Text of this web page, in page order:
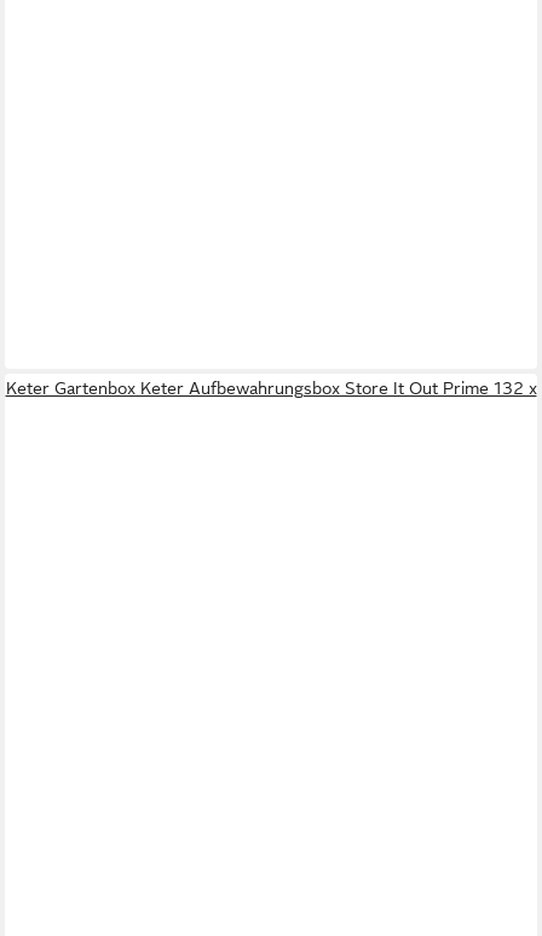
Keter Gartenbox Keter Aufbewahrungsbox Store It Out Prime 132 x